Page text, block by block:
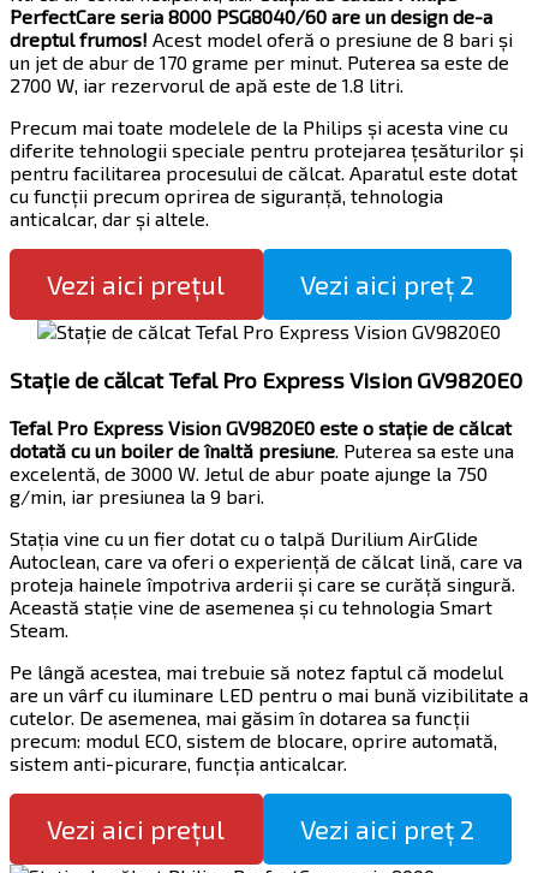
PerfectCare seria 8000 PSG8040/60 are un design de-a
dreptul frumos! Acest model oferă o presiune de 8 bari și
un jet de abur de 170 grame per minut. Puterea sa este de
2700 W, iar rezervorul de apă este de 1.8 litri.
Precum mai toate modelele de la Philips și acesta vine cu
diferite tehnologii speciale pentru protejarea țesăturilor și
pentru facilitarea procesului de călcat. Aparatul este dotat
cu funcții precum oprirea de siguranță, tehnologia
anticalcar, dar și altele.
Vezi aici prețul Vezi aici preț 2
Stație de călcat Tefal Pro Express Vision GV9820E0
Tefal Pro Express Vision GV9820E0 este o stație de călcat
dotată cu un boiler de înaltă presiune . Puterea sa este una
excelentă, de 3000 W. Jetul de abur poate ajunge la 750
g/min, iar presiunea la 9 bari.
Stația vine cu un fier dotat cu o talpă Durilium AirGlide
Autoclean, care va oferi o experiență de călcat lină, care va
proteja hainele împotriva arderii și care se curăță singură.
Această stație vine de asemenea și cu tehnologia Smart
Steam.
Pe lângă acestea, mai trebuie să notez faptul că modelul
are un vârf cu iluminare LED pentru o mai bună vizibilitate a
cutelor. De asemenea, mai găsim în dotarea sa funcții
precum: modul ECO, sistem de blocare, oprire automată,
sistem anti-picurare, funcția anticalcar.
Vezi aici prețul Vezi aici preț 2